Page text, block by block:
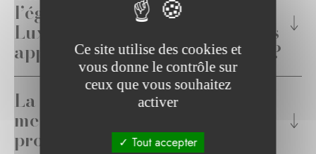
l’égide de la Fondation de
Luxembourg peut-elle faire des
appels aux dons (Fundraising)?
La Fondation de Luxembourg
met-elle en œuvre ses propres
projets?
Ce site utilise des cookies et
vous donne le contrôle sur
ceux que vous souhaitez
activer
Tout accepter